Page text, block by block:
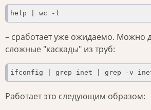
help | wc -l
– сработает уже ожидаемо. Можно
сложные "каскады" из труб:
ifconfig | grep inet | grep -v
Работает это следующим образом: